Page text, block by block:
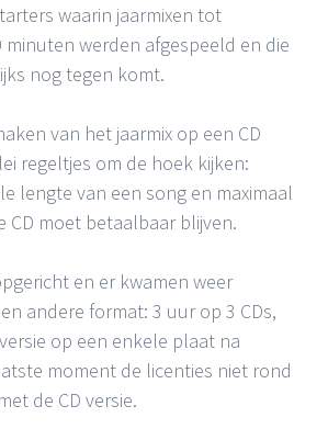
waarin jaarmixen tot
minuten werden afgespeeld en die
nog tegen komt.
van het jaarmix op een CD
regeltjes om de hoek kijken:
lengte van een song en maximaal
CD moet betaalbaar blijven.
en er kwamen weer
andere format: 3 uur op 3 CDs,
op een enkele plaat na
moment de licenties niet rond
de CD versie.